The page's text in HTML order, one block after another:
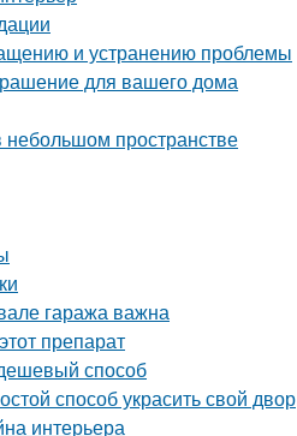
и устранению проблемы
для вашего дома
пространстве
гаража важна
препарат
способ
способ украсить свой двор
интерьера